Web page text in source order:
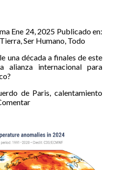
Ene 24, 2025 Publicado en:
,Ser Humano, Todo
una década a finales de este
alianza internacional para
de Paris,calentamiento